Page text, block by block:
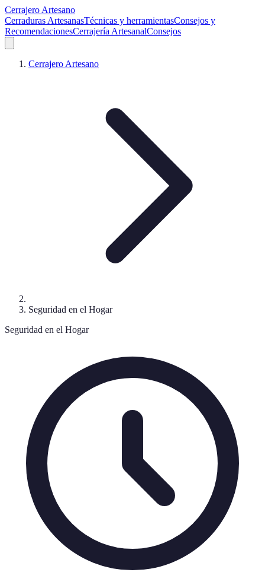
Cerrajero Artesano
Cerraduras ArtesanasTécnicas y herramientasConsejos y
RecomendacionesCerrajería ArtesanalConsejos
Cerrajero Artesano
Seguridad en el Hogar
Seguridad en el Hogar